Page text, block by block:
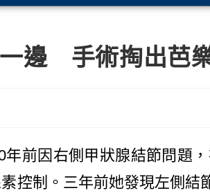
邊 手術掏出芭
年前因右側甲狀腺結節問題
控制。三年前她發現左側